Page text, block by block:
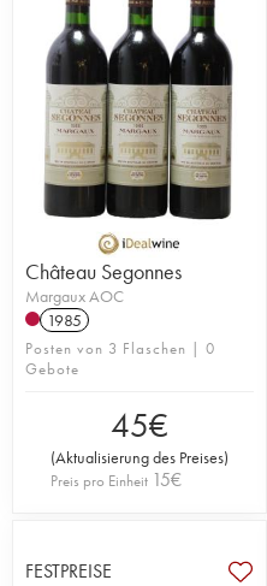
Château Segonnes
Margaux AOC
1985
Posten von 3 Flaschen | 0
Gebote
45€
(Aktualisierung des Preises)
Preis pro Einheit 15€
FESTPREISE